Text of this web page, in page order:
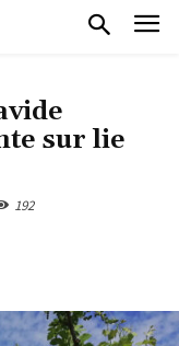
sur lie
192